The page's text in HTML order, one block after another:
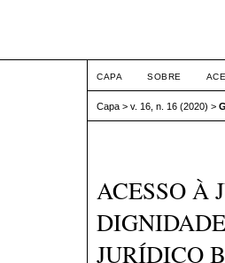
CAPA SOBRE
Capa > v. 16, n. 16 (2020) >
ACESSO À
JURÍDICO